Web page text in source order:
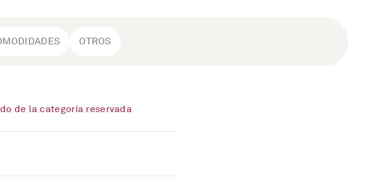
OTROS
de la categoría reservada